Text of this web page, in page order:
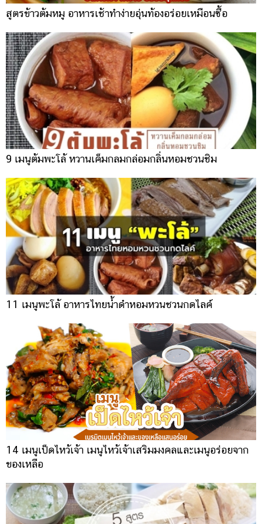
สูตรข้าวต้มหมู อาหารเช้าทำง่ายอุ่นท้องอร่อยเหมือนซื้อ
9 เมนูต้มพะโล้ หวานเค็มกลมกล่อมกลิ่นหอมชวนชิม
11 เมนูพะโล้ อาหารไทยน้ำดำหอมหวนชวนกดไลค์
14 เมนูเป็ดไหว้เจ้า เมนูไหว้เจ้าเสริมมงคลและเมนูอร่อยจาก
ของเหลือ